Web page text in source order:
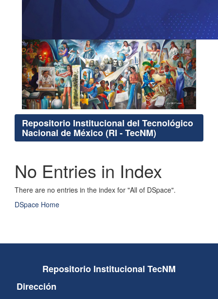
Repositorio Institucional del Tecnológico
Nacional de México (RI - TecNM)
No Entries in Index
There are no entries in the index for "All of DSpace".
DSpace Home
Repositorio Institucional TecNM
Dirección